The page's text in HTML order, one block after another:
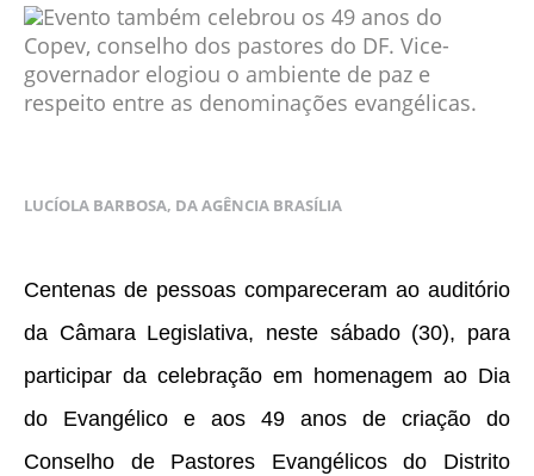
Evento também celebrou os 49 anos do
Copev, conselho dos pastores do DF. Vice-
governador elogiou o ambiente de paz e
respeito entre as denominações evangélicas.
LUCÍOLA BARBOSA, DA AGÊNCIA BRASÍLIA
Centenas de pessoas compareceram ao auditório
da Câmara Legislativa, neste sábado (30), para
participar da celebração em homenagem ao Dia
do Evangélico e aos 49 anos de criação do
Conselho de Pastores Evangélicos do Distrito